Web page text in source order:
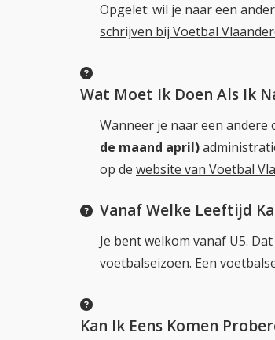
Opgelet: wil je naar een
schrijven bij Voetbal
Wat Moet Ik Doen Als Ik
Wanneer je naar een
de maand april)
op de website van Voetbal
Vanaf Welke Leeftijd
Je bent welkom vanaf U5.
voetbalseizoen. Een
Kan Ik Eens Komen